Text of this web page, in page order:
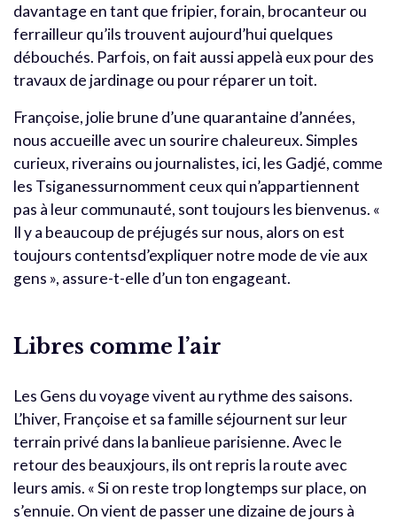
davantage en tant que fripier, forain, brocanteur ou
ferrailleur qu’ils trouvent aujourd’hui quelques
débouchés. Parfois, on fait aussi appelà eux pour des
travaux de jardinage ou pour réparer un toit.
Françoise, jolie brune d’une quarantaine d’années,
nous accueille avec un sourire chaleureux. Simples
curieux, riverains ou journalistes, ici, les Gadjé, comme
les Tsiganessurnomment ceux qui n’appartiennent
pas à leur communauté, sont toujours les bienvenus. «
Il y a beaucoup de préjugés sur nous, alors on est
toujours contentsd’expliquer notre mode de vie aux
gens », assure-t-elle d’un ton engageant.
Libres comme l’air
Les Gens du voyage vivent au rythme des saisons.
L’hiver, Françoise et sa famille séjournent sur leur
terrain privé dans la banlieue parisienne. Avec le
retour des beauxjours, ils ont repris la route avec
leurs amis. « Si on reste trop longtemps sur place, on
s’ennuie. On vient de passer une dizaine de jours à